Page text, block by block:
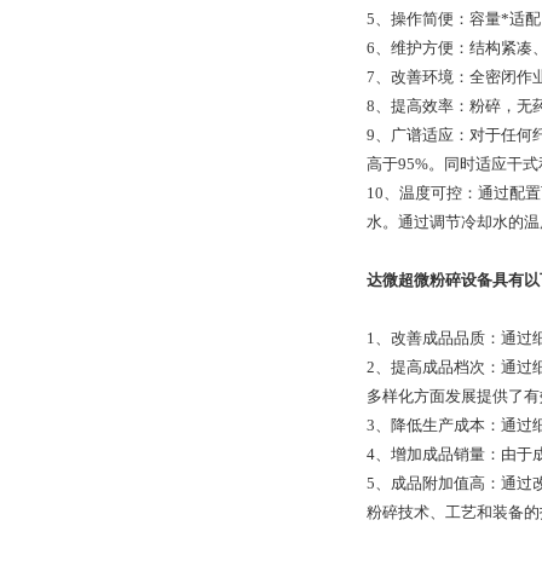
5、操作简便：容量*适
6、维护方便：结构紧凑
7、改善环境：全密闭作
8、提高效率：粉碎，无
9、广谱适应：对于任何
高于95%。同时适应干
10、温度可控：通过配
水。通过调节冷却水的
达微超微粉碎设备具有
1、改善成品品质：通过
2、提高成品档次：通过
多样化方面发展提供了
3、降低生产成本：通过
4、增加成品销量：由于
5、成品附加值高：通过
粉碎技术、工艺和装备